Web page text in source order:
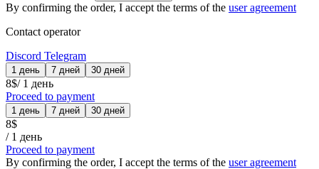
By confirming the order, I accept the terms of the user agreement
Contact operator
Discord Telegram
1 день 7 дней 30 дней
8$/ 1 день
Proceed to payment
1 день 7 дней 30 дней
8$
/ 1 день
Proceed to payment
By confirming the order, I accept the terms of the user agreement